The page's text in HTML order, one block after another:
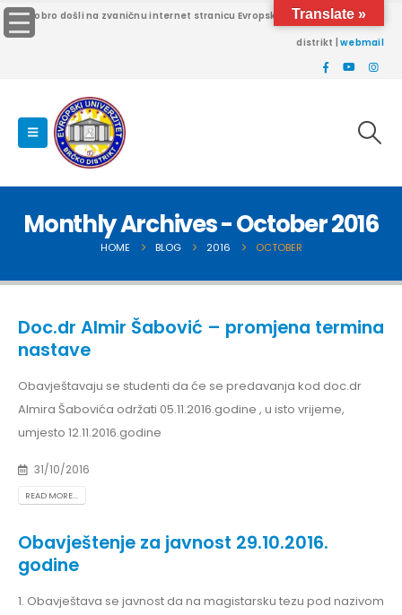
Dobro došli na zvaničnu internet stranicu Evropskog univerziteta Brčko
distrikt |webmail
Monthly Archives - October 2016
HOME BLOG 2016 OCTOBER
Doc.dr Almir Šabović – promjena termina
nastave
Obavještavaju se studenti da će se predavanja kod doc.dr
Almira Šabovića održati 05.11.2016.godine , u isto vrijeme,
umjesto 12.11.2016.godine
31/10/2016
READ MORE...
Obavještenje za javnost 29.10.2016.
godine
1. Obavještava se javnost da na magistarsku tezu pod nazivom
Translate »